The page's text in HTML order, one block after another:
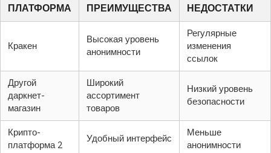
ПЛАТФОРМА ПРЕИМУЩЕСТВА НЕДОСТАТКИ
Кракен
Высокая уровень
анонимности
Регулярные
изменения
ссылок
Другой
даркнет-
магазин
Широкий
ассортимент
товаров
Низкий уровень
безопасности
Крипто-
платформа 2
Удобный интерфейс
Меньше
анонимности